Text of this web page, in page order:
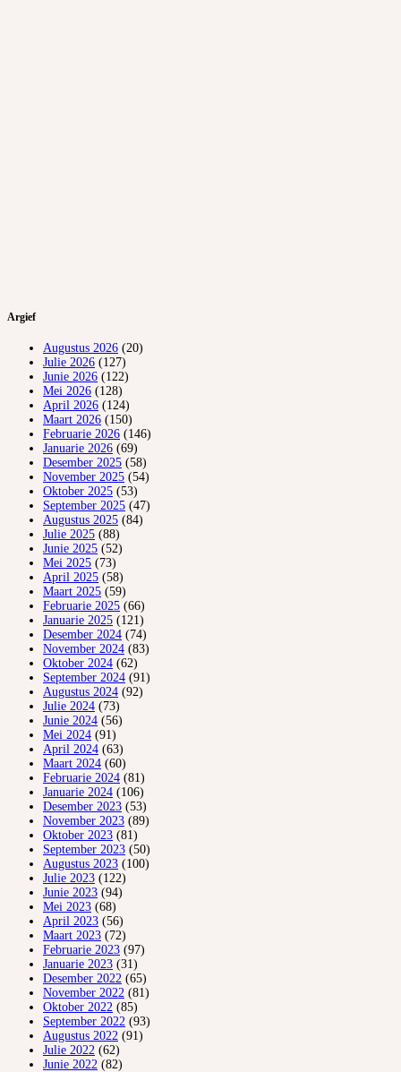
Argief
Augustus 2026 (20)
Julie 2026 (127)
Junie 2026 (122)
Mei 2026 (128)
April 2026 (124)
Maart 2026 (150)
Februarie 2026 (146)
Januarie 2026 (69)
Desember 2025 (58)
November 2025 (54)
Oktober 2025 (53)
September 2025 (47)
Augustus 2025 (84)
Julie 2025 (88)
Junie 2025 (52)
Mei 2025 (73)
April 2025 (58)
Maart 2025 (59)
Februarie 2025 (66)
Januarie 2025 (121)
Desember 2024 (74)
November 2024 (83)
Oktober 2024 (62)
September 2024 (91)
Augustus 2024 (92)
Julie 2024 (73)
Junie 2024 (56)
Mei 2024 (91)
April 2024 (63)
Maart 2024 (60)
Februarie 2024 (81)
Januarie 2024 (106)
Desember 2023 (53)
November 2023 (89)
Oktober 2023 (81)
September 2023 (50)
Augustus 2023 (100)
Julie 2023 (122)
Junie 2023 (94)
Mei 2023 (68)
April 2023 (56)
Maart 2023 (72)
Februarie 2023 (97)
Januarie 2023 (31)
Desember 2022 (65)
November 2022 (81)
Oktober 2022 (85)
September 2022 (93)
Augustus 2022 (91)
Julie 2022 (62)
Junie 2022 (82)